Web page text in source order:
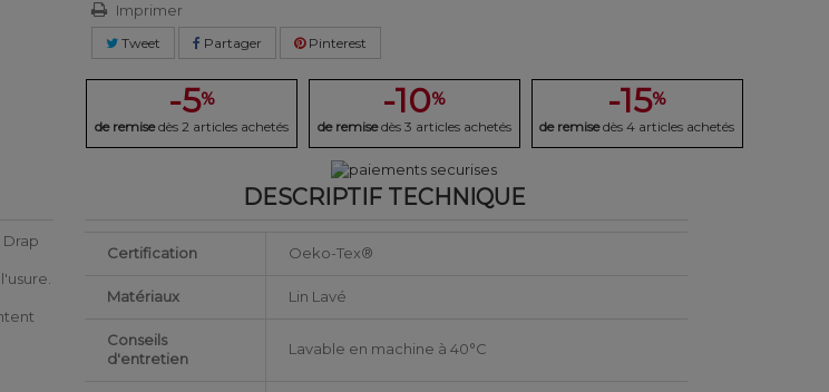
Imprimer
Tweet Partager Pinterest
-5%
de remise dès 2 articles achetés
-10%
de remise dès 3 articles achetés
-15%
de remise dès 4 articles achetés
Drap
DESCRIPTIF TECHNIQUE
Certification Oeko-Tex®
Matériaux Lin Lavé
Conseils
d'entretien
Lavable en machine à 40°C